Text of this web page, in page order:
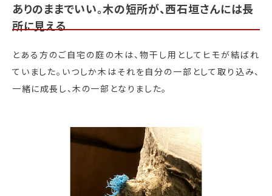
ありのままでいい。木の短所が、西石垣さんには長
所に見える
とある方のご自宅の庭の木は、物干し用としてヒモが結ばれ
ていました。いつしか木はそれを自分の一部として取り込み、
一緒に成長し、木の一部となりました。